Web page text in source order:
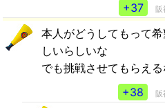
+37
阪
本人がどうしてもって
しいらしいな
でも挑戦させてもらえ
+38
阪